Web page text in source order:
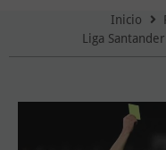
Inicio
Liga